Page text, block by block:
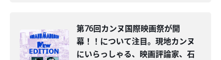
第76回カンヌ国際映画祭が開
幕！！について注目。現地カンヌ
にいらっしゃる、映画評論家、石